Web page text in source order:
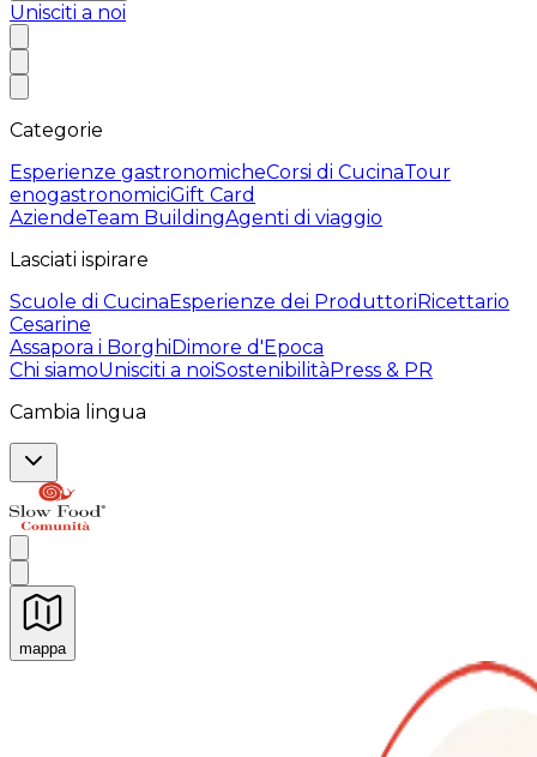
Unisciti a noi
Categorie
Esperienze gastronomicheCorsi di CucinaTour
enogastronomiciGift Card
AziendeTeam BuildingAgenti di viaggio
Lasciati ispirare
Scuole di CucinaEsperienze dei ProduttoriRicettario
Cesarine
Assapora i BorghiDimore d'Epoca
Chi siamoUnisciti a noiSostenibilitàPress & PR
Cambia lingua
mappa
Esperienze culinarie indimenticabili: Esperienze